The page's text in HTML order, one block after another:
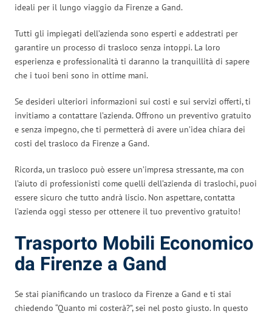
ideali per il lungo viaggio da Firenze a Gand.
Tutti gli impiegati dell’azienda sono esperti e addestrati per
garantire un processo di trasloco senza intoppi. La loro
esperienza e professionalità ti daranno la tranquillità di sapere
che i tuoi beni sono in ottime mani.
Se desideri ulteriori informazioni sui costi e sui servizi offerti, ti
invitiamo a contattare l’azienda. Offrono un preventivo gratuito
e senza impegno, che ti permetterà di avere un’idea chiara dei
costi del trasloco da Firenze a Gand.
Ricorda, un trasloco può essere un’impresa stressante, ma con
l’aiuto di professionisti come quelli dell’azienda di traslochi, puoi
essere sicuro che tutto andrà liscio. Non aspettare, contatta
l’azienda oggi stesso per ottenere il tuo preventivo gratuito!
Trasporto Mobili Economico
da Firenze a Gand
Se stai pianificando un trasloco da Firenze a Gand e ti stai
chiedendo “Quanto mi costerà?”, sei nel posto giusto. In questo